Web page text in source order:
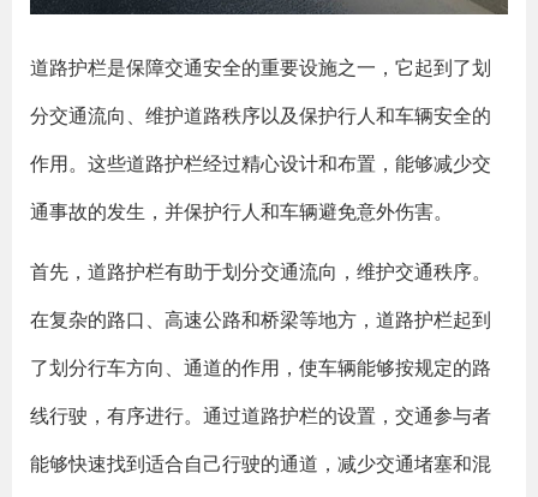
道路护栏是保障交通安全的重要设施之一，它起到了划
分交通流向、维护道路秩序以及保护行人和车辆安全的
作用。这些道路护栏经过精心设计和布置，能够减少交
通事故的发生，并保护行人和车辆避免意外伤害。
首先，道路护栏有助于划分交通流向，维护交通秩序。
在复杂的路口、高速公路和桥梁等地方，道路护栏起到
了划分行车方向、通道的作用，使车辆能够按规定的路
线行驶，有序进行。通过道路护栏的设置，交通参与者
能够快速找到适合自己行驶的通道，减少交通堵塞和混